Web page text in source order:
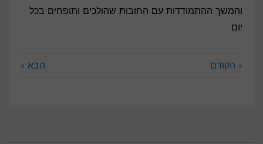
והמשך ההתמודדות עם החובות שהולכים ותופחים בכל
יום.
« הקודם הבא »